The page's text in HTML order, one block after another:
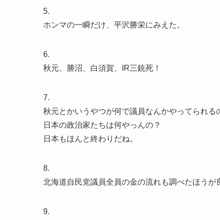
5.
ホンマの一瞬だけ、平沢勝栄にみえた。
6.
秋元、勝沼、白須賀、IR三銃死！
7.
秋元とかいうやつが何で議員なんかやってられる
日本の政治家たちは何やっんの？
日本もほんと終わりだね。
8.
北海道自民党議員全員の金の流れも調べたほうが
9.